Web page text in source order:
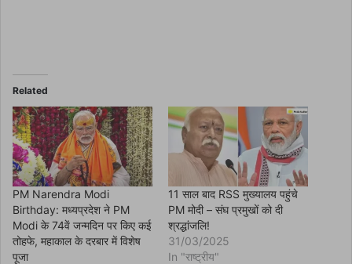
b
o
k
(
O
p
e
n
s
i
n
n
e
w
w
i
Related
PM Narendra Modi
Birthday: मध्यप्रदेश ने PM
Modi के 74वें जन्मदिन पर किए कई
तोहफे, महाकाल के दरबार में विशेष
पूजा
11 साल बाद RSS मुख्यालय पहुंचे
PM मोदी – संघ प्रमुखों को दी
श्रद्धांजलि!
31/03/2025
In "राष्ट्रीय"